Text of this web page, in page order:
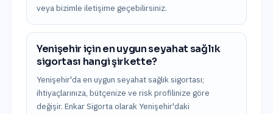
veya bizimle iletişime geçebilirsiniz.
Yenişehir için en uygun seyahat sağlık
sigortası hangi şirkette?
Yenişehir'da en uygun seyahat sağlık sigortası;
ihtiyaçlarınıza, bütçenize ve risk profilinize göre
değişir. Enkar Sigorta olarak Yenişehir'daki